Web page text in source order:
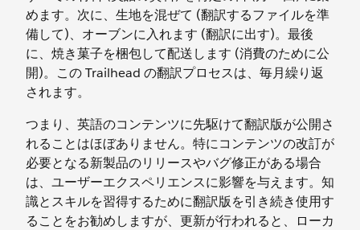
めます。次に、生地を混ぜて (翻訳するファイルを準
備して)、オーブンに入れます (翻訳に出す)。最後
に、焼き菓子を梱包して配送します (消費のために公
開)。この Trailhead の翻訳プロセスは、毎月繰り返
されます。
つまり、英語のコンテンツに先駆けて翻訳版が公開さ
れることはほぼありません。特にコンテンツの改訂が
必要となる新製品のリリースやバグ修正がある場合
は、ユーザーエクスペリエンスに影響を与えます。知
識とスキルを習得するために翻訳版を引き続き使用す
ることをお勧めしますが、更新が行われると、ローカ